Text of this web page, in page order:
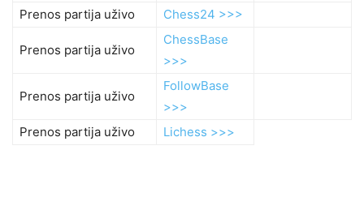
Prenos partija uživo
Chess24 >>>
Prenos partija uživo
ChessBase
>>>
Prenos partija uživo
FollowBase
>>>
Prenos partija uživo
Lichess >>>